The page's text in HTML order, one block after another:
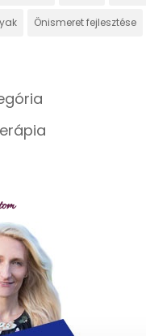
Önismeret fejlesztése